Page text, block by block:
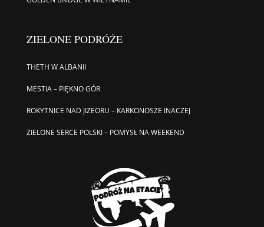
ZIELONE PODRÓŻE
THETH W ALBANII
MESTIA – PIĘKNO GÓR
ROKYTNICE NAD JIZEORU – KARKONOSZE INACZEJ
ZIELONE SERCE POLSKI – POMYSŁ NA WEEKEND